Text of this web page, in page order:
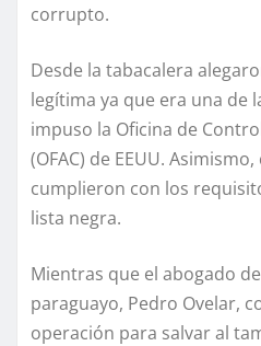
corrupto.
Desde la tabacalera
legítima ya que era una de
impuso la Oficina de
(OFAC) de EEUU.
cumplieron con los
lista negra.
Mientras que el abogado
paraguayo, Pedro Ovelar,
operación para salvar al